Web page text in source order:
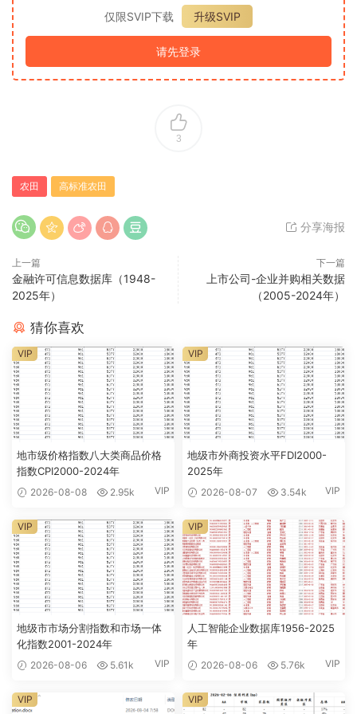
仅限SVIP下载 升级SVIP
请先登录
3
农田 高标准农田
分享海报
上一篇
金融许可信息数据库（1948-
2025年）
下一篇
上市公司-企业并购相关数据
（2005-2024年）
猜你喜欢
地市级价格指数八大类商品价格
指数CPI2000-2024年
2026-08-08 2.95k VIP
VIP
地级市外商投资水平FDI2000-
2025年
2026-08-07 3.54k VIP
VIP
地级市市场分割指数和市场一体
化指数2001-2024年
2026-08-06 5.61k VIP
VIP
人工智能企业数据库1956-2025
年
2026-08-06 5.76k VIP
VIP
VIP VIP